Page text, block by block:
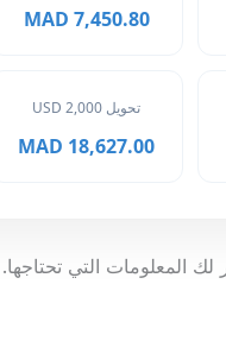
7,450.80 MAD
تحويل 2,000 USD
18,627.00 MAD
المعلومات التي